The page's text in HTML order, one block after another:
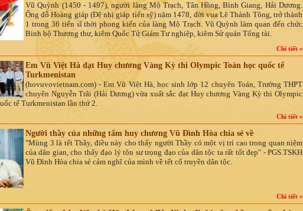
Vũ Quỳnh (1450 - 1497), người làng Mộ Trạch, Tân Hồng, Bình Giang, Hải Dương.
Ông đỗ Hoàng giáp (Đệ nhị giáp tiến sỹ) năm 1478, đời vua Lê Thánh Tông, trở thành
1 trong 36 tiến sĩ thời phong kiến của làng Mộ Trạch. Vũ Quỳnh làm quan đến chức
Binh bộ Thượng thư, kiêm Quốc Tử Giám Tư nghiệp, kiêm Sử quán Tổng tài.
Chi tiết »
Em Vũ Việt Hà đạt Huy chương Vàng Kỳ thi Olympic Toán học quốc tế
Turkmenistan
(hovuvovietnam.com) - Em Vũ Việt Hà, học sinh lớp 12 chuyên Toán, Trường THPT
chuyên Nguyễn Trãi (Hải Dương) vừa xuất sắc đạt Huy chương Vàng Kỳ thi Olympic
tế Turkmenistan lần thứ 2.
Chi tiết »
Người thầy của những tấm huy chương Vũ Đình Hòa chia sẻ về
"Mùng 3 là tết Thầy, điều này cho thấy người Thầy có một vị trí cao trong quan niệm
của dân gian, cho thấy đạo lý tôn sư trọng đạo của dân tộc ta rất tốt đẹp" - PGS.TSKH
Vũ Đình Hòa chia sẻ cảm nghĩ của mình về tết cổ truyền dân tộc.
Chi tiết »